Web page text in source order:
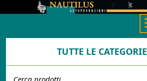
TUTTE LE CATEGORIE